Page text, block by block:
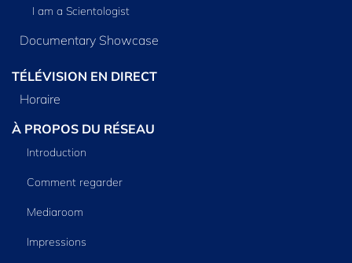
I am a Scientologist
Documentary Showcase
TÉLÉVISION EN DIRECT
Horaire
À PROPOS DU RÉSEAU
Introduction
Comment regarder
Mediaroom
Impressions